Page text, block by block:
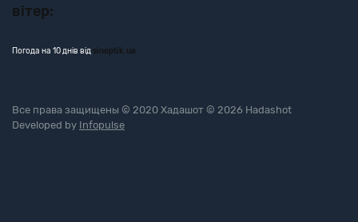
вітер:
Погода на 10 днів від sinoptik.ua
Все права защищены © 2020 Хадашот © 2026 Hadashot
Developed by Infopulse